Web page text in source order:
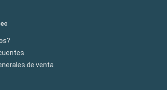
de venta